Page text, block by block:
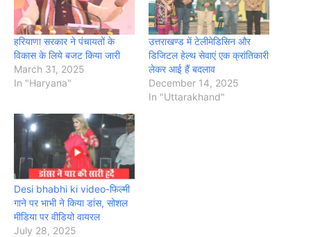
हरियाणा सरकार ने पंचायतों के
विकास के लिये बजट किया जारी
March 31, 2025
In "Haryana"
उत्तराखण्ड में टेलीमेडिसिन और
डिजिटल हेल्थ सेवाएं एक क्रांतिकारी
लेकर आई हैं बदलाव
December 14, 2025
In "Uttarakhand"
Desi bhabhi ki video-फिल्मी
गाने पर भाभी ने किया डांस, सोशल
मीडिया पर वीडियो वायरल
July 28, 2025